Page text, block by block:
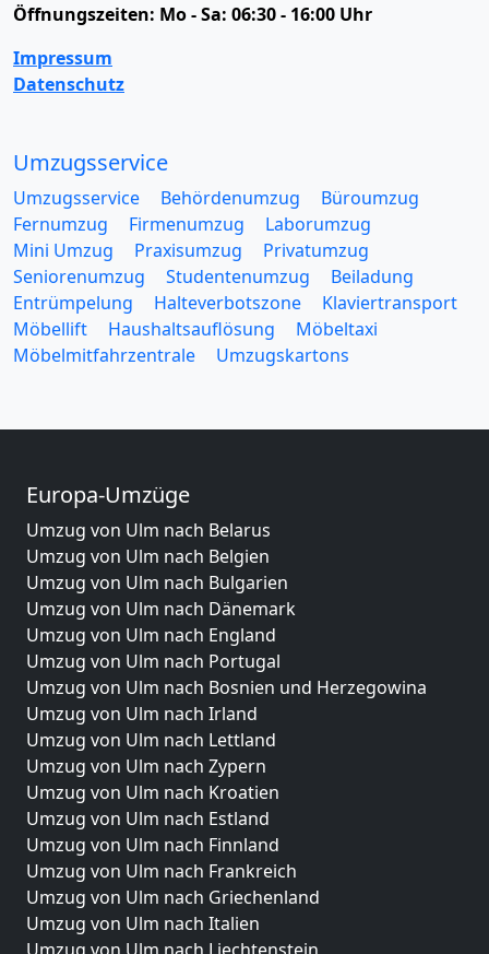
Öffnungszeiten: Mo - Sa: 06:30 - 16:00 Uhr
Impressum
Datenschutz
Umzugsservice
Umzugsservice Behördenumzug
Büroumzug
Fernumzug
Firmenumzug
Laborumzug
Mini Umzug
Praxisumzug
Privatumzug
Seniorenumzug
Studentenumzug
Beiladung
Entrümpelung
Halteverbotszone
Klaviertransport
Möbellift
Haushaltsauflösung
Möbeltaxi
Möbelmitfahrzentrale
Umzugskartons
Europa-Umzüge
Umzug von Ulm nach Belarus
Umzug von Ulm nach Belgien
Umzug von Ulm nach Bulgarien
Umzug von Ulm nach Dänemark
Umzug von Ulm nach England
Umzug von Ulm nach Portugal
Umzug von Ulm nach Bosnien und Herzegowina
Umzug von Ulm nach Irland
Umzug von Ulm nach Lettland
Umzug von Ulm nach Zypern
Umzug von Ulm nach Kroatien
Umzug von Ulm nach Estland
Umzug von Ulm nach Finnland
Umzug von Ulm nach Frankreich
Umzug von Ulm nach Griechenland
Umzug von Ulm nach Italien